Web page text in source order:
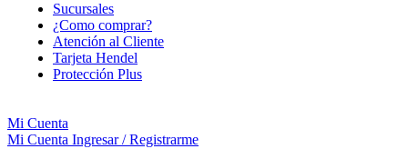
Sucursales
¿Como comprar?
Atención al Cliente
Tarjeta Hendel
Protección Plus
Mi Cuenta
Mi Cuenta Ingresar / Registrarme